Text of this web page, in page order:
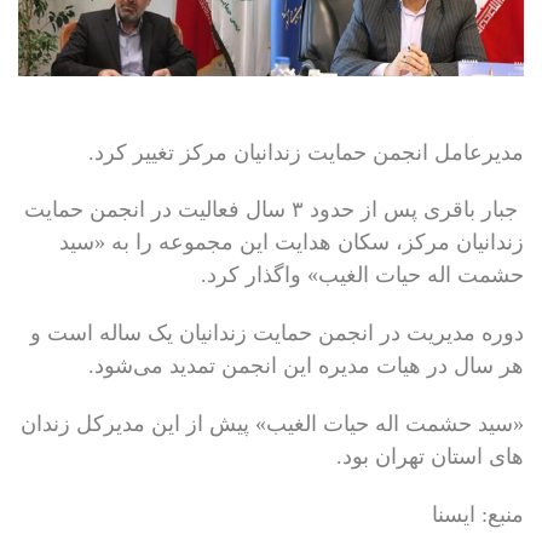
مدیرعامل انجمن حمایت زندانیان مرکز تغییر کرد.
جبار باقری پس از حدود ۳ سال فعالیت در انجمن حمایت
زندانیان مرکز، سکان هدایت این مجموعه را به «سید
حشمت اله حیات الغیب» واگذار کرد.
دوره مدیریت در انجمن حمایت زندانیان یک ساله است و
هر سال در هیات مدیره این انجمن تمدید می‌شود.
«سید حشمت اله حیات الغیب» پیش از این مدیرکل زندان
های استان تهران بود.
منبع: ايسنا